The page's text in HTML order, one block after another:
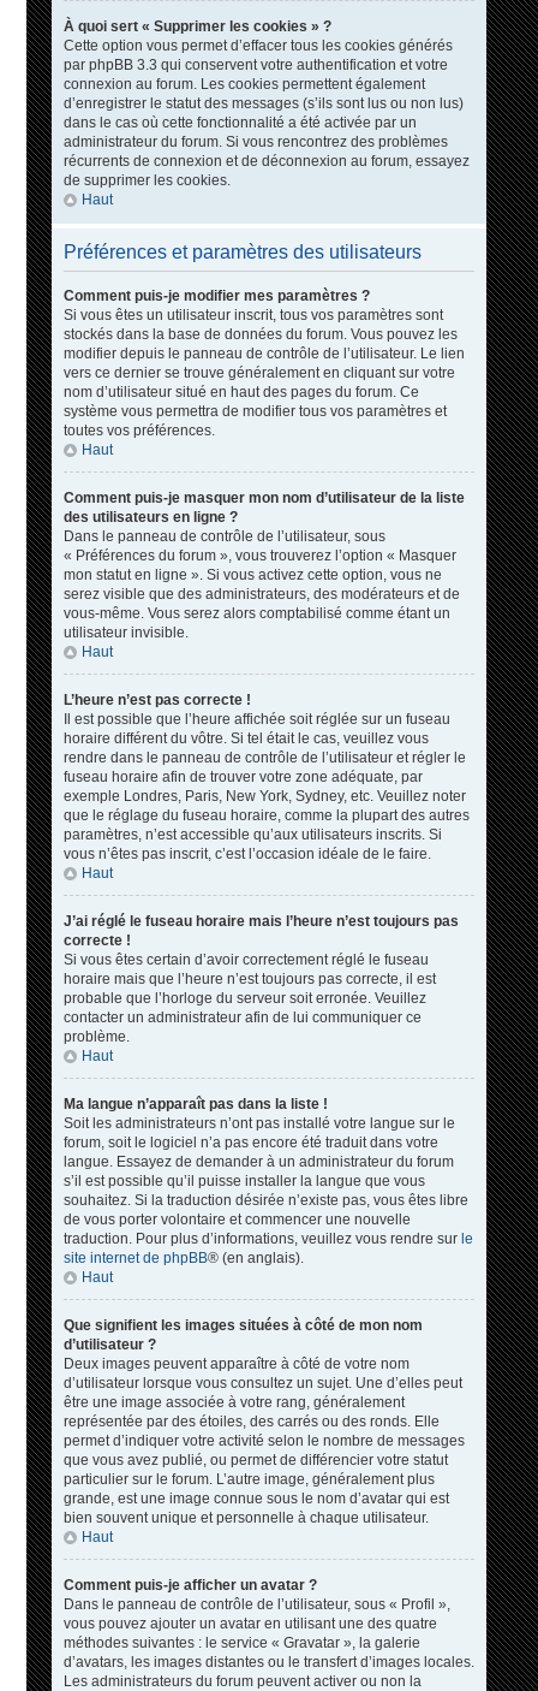
À quoi sert « Supprimer les cookies » ?
Cette option vous permet d’effacer tous les cookies générés
par phpBB 3.3 qui conservent votre authentification et votre
connexion au forum. Les cookies permettent également
d’enregistrer le statut des messages (s’ils sont lus ou non lus)
dans le cas où cette fonctionnalité a été activée par un
administrateur du forum. Si vous rencontrez des problèmes
récurrents de connexion et de déconnexion au forum, essayez
de supprimer les cookies.
Haut
Préférences et paramètres des utilisateurs
Comment puis-je modifier mes paramètres ?
Si vous êtes un utilisateur inscrit, tous vos paramètres sont
stockés dans la base de données du forum. Vous pouvez les
modifier depuis le panneau de contrôle de l’utilisateur. Le lien
vers ce dernier se trouve généralement en cliquant sur votre
nom d’utilisateur situé en haut des pages du forum. Ce
système vous permettra de modifier tous vos paramètres et
toutes vos préférences.
Haut
Comment puis-je masquer mon nom d’utilisateur de la liste
des utilisateurs en ligne ?
Dans le panneau de contrôle de l’utilisateur, sous
« Préférences du forum », vous trouverez l’option « Masquer
mon statut en ligne ». Si vous activez cette option, vous ne
serez visible que des administrateurs, des modérateurs et de
vous-même. Vous serez alors comptabilisé comme étant un
utilisateur invisible.
Haut
L’heure n’est pas correcte !
Il est possible que l’heure affichée soit réglée sur un fuseau
horaire différent du vôtre. Si tel était le cas, veuillez vous
rendre dans le panneau de contrôle de l’utilisateur et régler le
fuseau horaire afin de trouver votre zone adéquate, par
exemple Londres, Paris, New York, Sydney, etc. Veuillez noter
que le réglage du fuseau horaire, comme la plupart des autres
paramètres, n’est accessible qu’aux utilisateurs inscrits. Si
vous n’êtes pas inscrit, c’est l’occasion idéale de le faire.
Haut
J’ai réglé le fuseau horaire mais l’heure n’est toujours pas
correcte !
Si vous êtes certain d’avoir correctement réglé le fuseau
horaire mais que l’heure n’est toujours pas correcte, il est
probable que l’horloge du serveur soit erronée. Veuillez
contacter un administrateur afin de lui communiquer ce
problème.
Haut
Ma langue n’apparaît pas dans la liste !
Soit les administrateurs n’ont pas installé votre langue sur le
forum, soit le logiciel n’a pas encore été traduit dans votre
langue. Essayez de demander à un administrateur du forum
s’il est possible qu’il puisse installer la langue que vous
souhaitez. Si la traduction désirée n’existe pas, vous êtes libre
de vous porter volontaire et commencer une nouvelle
traduction. Pour plus d’informations, veuillez vous rendre sur le
site internet de phpBB® (en anglais).
Haut
Que signifient les images situées à côté de mon nom
d’utilisateur ?
Deux images peuvent apparaître à côté de votre nom
d’utilisateur lorsque vous consultez un sujet. Une d’elles peut
être une image associée à votre rang, généralement
représentée par des étoiles, des carrés ou des ronds. Elle
permet d’indiquer votre activité selon le nombre de messages
que vous avez publié, ou permet de différencier votre statut
particulier sur le forum. L’autre image, généralement plus
grande, est une image connue sous le nom d’avatar qui est
bien souvent unique et personnelle à chaque utilisateur.
Haut
Comment puis-je afficher un avatar ?
Dans le panneau de contrôle de l’utilisateur, sous « Profil »,
vous pouvez ajouter un avatar en utilisant une des quatre
méthodes suivantes : le service « Gravatar », la galerie
d’avatars, les images distantes ou le transfert d’images locales.
Les administrateurs du forum peuvent activer ou non la